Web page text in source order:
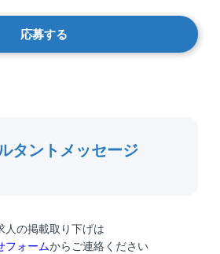
応募する
タントメッセージ
人の掲載取り下げは
フォームからご連絡ください